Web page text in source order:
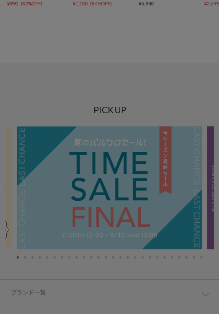
¥990 (82%OFF)
¥1,100 (84%OFF)
¥5,940 ¥
PICK UP
ブランド一覧